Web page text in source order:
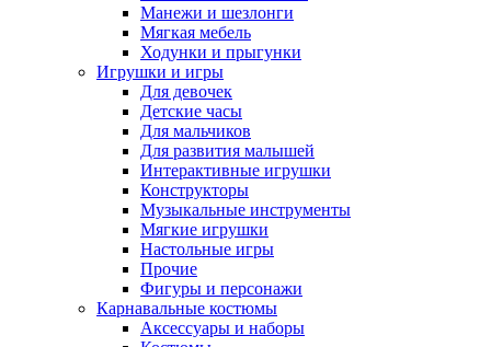
Манежи и шезлонги
Мягкая мебель
Ходунки и прыгунки
Игрушки и игры
Для девочек
Детские часы
Для мальчиков
Для развития малышей
Интерактивные игрушки
Конструкторы
Музыкальные инструменты
Мягкие игрушки
Настольные игры
Прочие
Фигуры и персонажи
Карнавальные костюмы
Аксессуары и наборы